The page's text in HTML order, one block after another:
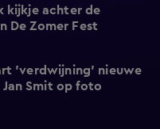
kijkje achter de
De Zomer Fest
'verdwijning' nieuwe
Smit op foto